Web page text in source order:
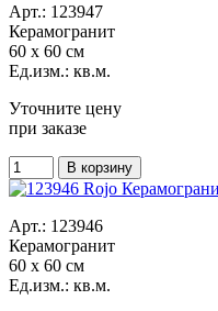
Арт.: 123947
Керамогранит
60 x 60 см
Ед.изм.: кв.м.
Уточните цену
при заказе
Арт.: 123946
Керамогранит
60 x 60 см
Ед.изм.: кв.м.